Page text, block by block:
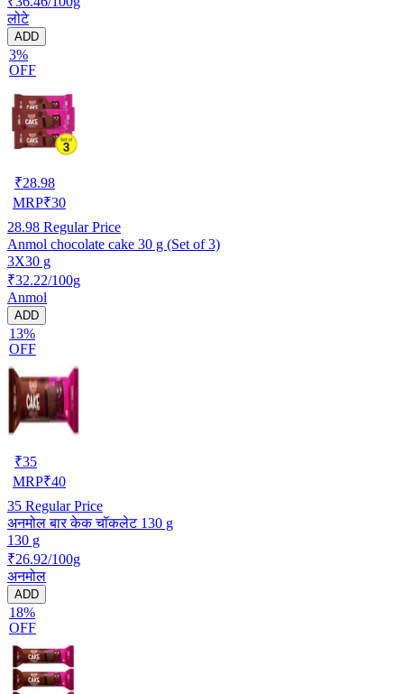
लोटे
ADD
3%
OFF
₹28.98
MRP₹30
28.98 Regular Price
Anmol chocolate cake 30 g (Set of 3)
3X30 g
₹32.22/100g
Anmol
ADD
13%
OFF
₹35
MRP₹40
35 Regular Price
अनमोल बार केक चॉकलेट 130 g
130 g
₹26.92/100g
अनमोल
ADD
18%
OFF